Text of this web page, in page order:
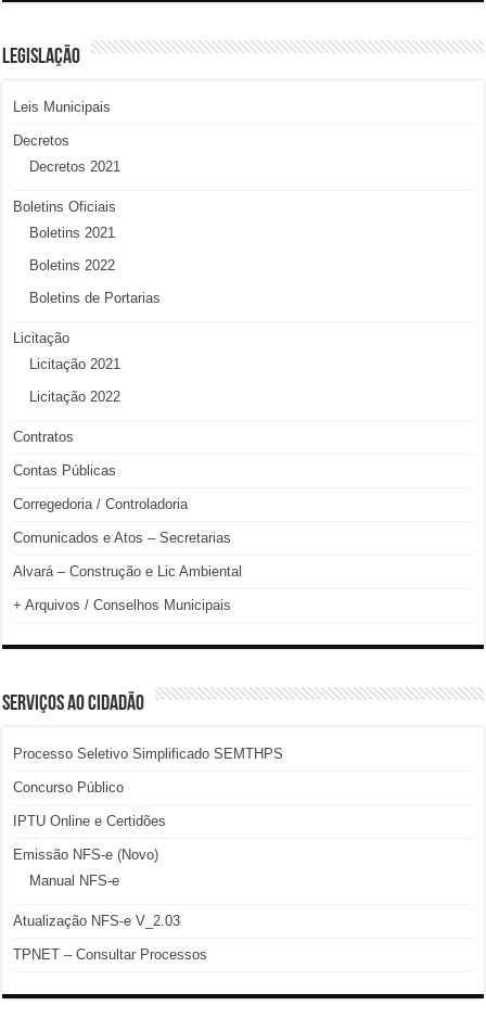
LEGISLAÇÃO
Leis Municipais
Decretos
Decretos 2021
Boletins Oficiais
Boletins 2021
Boletins 2022
Boletins de Portarias
Licitação
Licitação 2021
Licitação 2022
Contratos
Contas Públicas
Corregedoria / Controladoria
Comunicados e Atos – Secretarias
Alvará – Construção e Lic Ambiental
+ Arquivos / Conselhos Municipais
SERVIÇOS AO CIDADÃO
Processo Seletivo Simplificado SEMTHPS
Concurso Público
IPTU Online e Certidões
Emissão NFS-e (Novo)
Manual NFS-e
Atualização NFS-e V_2.03
TPNET – Consultar Processos